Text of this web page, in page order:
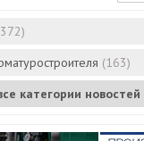
(163)
категории новостей